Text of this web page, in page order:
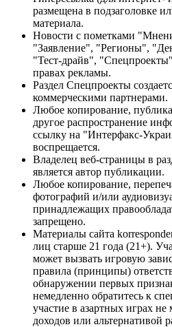
размещена в подзаголовке
материала.
Новости с пометками
"Заявление", "Регионы",
"Тест-драйв",
правах рекламы.
Раздел Спецпроекты
коммерческими партнерами.
Любое копирование,
другое распространение
ссылку на "Интерфакс-
воспрещается.
Владелец веб-страницы в
является автор публикации.
Любое копирование,
фотографий и/или
принадлежащих
запрещено.
Материалы сайта
лиц старше 21 года (21+).
может вызвать игровую
правила (принципы)
обнаружении первых
немедленно обратитесь к
участие в азартных играх
доходов или